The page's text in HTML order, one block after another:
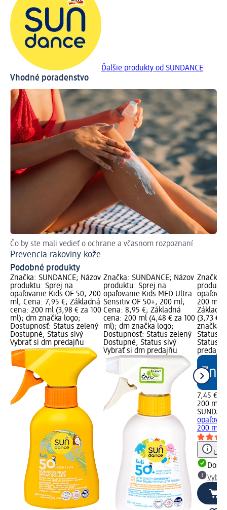
Ďalšie produkty od SUNDANCE
Vhodné poradenstvo
Čo by ste mali vedieť o ochrane a včasnom rozpoznaní
Prevencia rakoviny kože
Podobné produkty
Značka: SUNDANCE; Názov
produktu: Sprej na
opaľovanie Kids OF 50, 200
ml; Cena: 7,95 €; Základná
cena: 200 ml (3,98 € za 100
ml); dm značka logo;
Dostupnosť: Status zelený
Dostupné, Status sivý
Vybrať si dm predajňu
Značka: SUNDANCE; Názov
produktu: Sprej na
opaľovanie Kids MED Ultra
Sensitiv OF 50+, 200 ml;
Cena: 8,95 €; Základná
cena: 200 ml (4,48 € za 100
ml); dm značka logo;
Dostupnosť: Status zelený
Dostupné, Status sivý
Vybrať si dm predajňu
Značka:
200 ml;
(3,73 €
značka
Status
Status
predajňu
7,45 €
200 ml
200 ml